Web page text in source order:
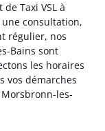
Taxi VSL à
consultation,
régulier, nos
Bains sont
les horaires
vos démarches
les-